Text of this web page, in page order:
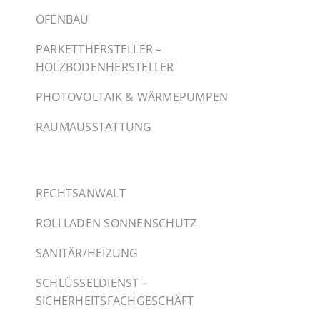
OFENBAU
PARKETTHERSTELLER –
HOLZBODENHERSTELLER
PHOTOVOLTAIK & WÄRMEPUMPEN
RAUMAUSSTATTUNG
RECHTSANWALT
ROLLLADEN SONNENSCHUTZ
SANITÄR/HEIZUNG
SCHLÜSSELDIENST –
SICHERHEITSFACHGESCHÄFT